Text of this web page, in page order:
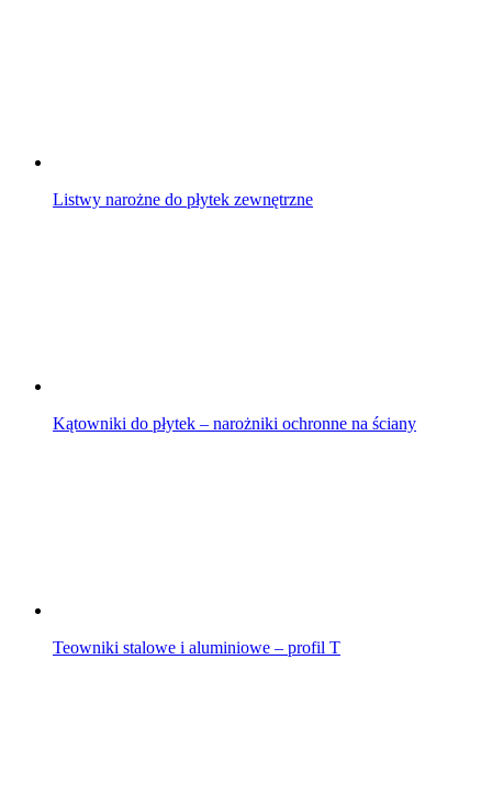
Listwy narożne do płytek zewnętrzne
Kątowniki do płytek – narożniki ochronne na ściany
Teowniki stalowe i aluminiowe – profil T